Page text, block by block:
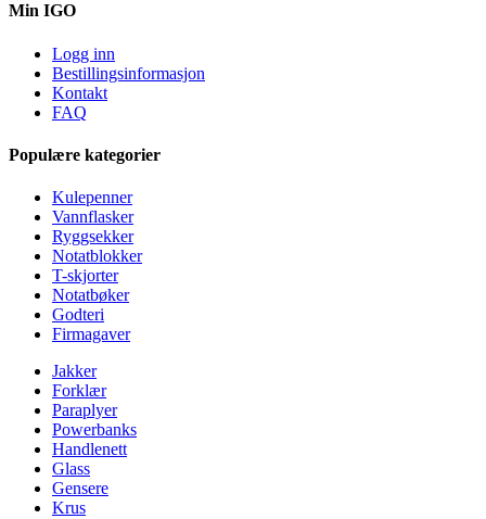
Min IGO
Logg inn
Bestillingsinformasjon
Kontakt
FAQ
Populære kategorier
Kulepenner
Vannflasker
Ryggsekker
Notatblokker
T-skjorter
Notatbøker
Godteri
Firmagaver
Jakker
Forklær
Paraplyer
Powerbanks
Handlenett
Glass
Gensere
Krus